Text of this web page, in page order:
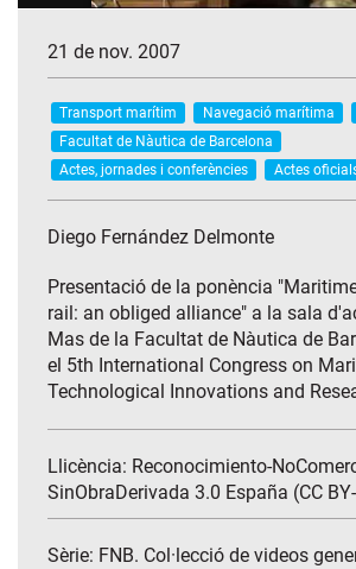
21 de nov. 2007
Transport marítim Navegació marítima
Facultat de Nàutica de Barcelona
Actes, jornades i conferències
Actes
Diego Fernández Delmonte
Presentació de la ponència
rail: an obliged alliance" a la sala
Mas de la Facultat de Nàutica de
el 5th International Congress on
Technological Innovations and
Llicència: Reconocimiento-
SinObraDerivada 3.0 España (CC
Sèrie: FNB. Col·lecció de videos